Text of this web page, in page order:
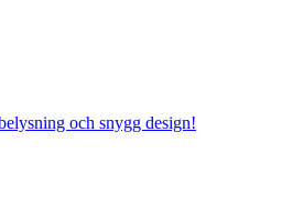
och snygg design!